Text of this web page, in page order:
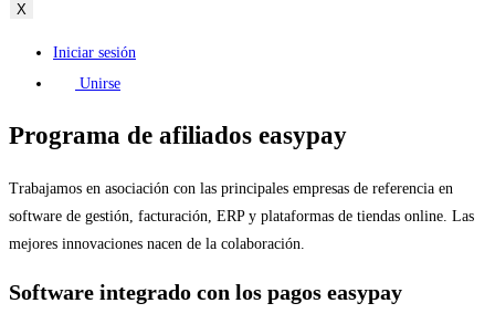
X
Iniciar sesión
Unirse
Programa de afiliados easypay
Trabajamos en asociación con las principales empresas de referencia en
software de gestión, facturación, ERP y plataformas de tiendas online. Las
mejores innovaciones nacen de la colaboración.
Software integrado con los pagos easypay